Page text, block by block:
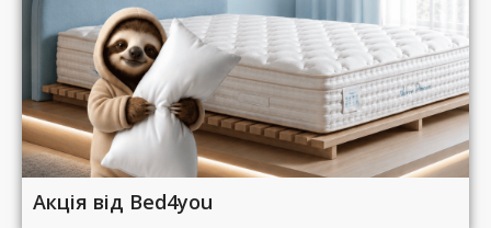
Акція від Bed4you